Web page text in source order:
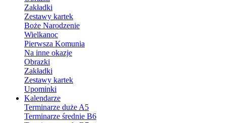
Zakładki
Zestawy kartek
Boże Narodzenie
Wielkanoc
Pierwsza Komunia
Na inne okazje
Obrazki
Zakładki
Zestawy kartek
Upominki
Kalendarze
Terminarze duże A5
Terminarze średnie B6